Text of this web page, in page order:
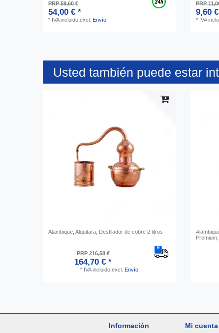
PRP 59,60 €
54,00 € *
* IVA incluido excl. Envío
PRP
9,60
* IVA
Usted también puede estar
Alambique, Alquitara, Destilador de cobre 2 litros
PRP 216,58 €
164,70 € *
* IVA incluido excl. Envío
Información Mi cuenta